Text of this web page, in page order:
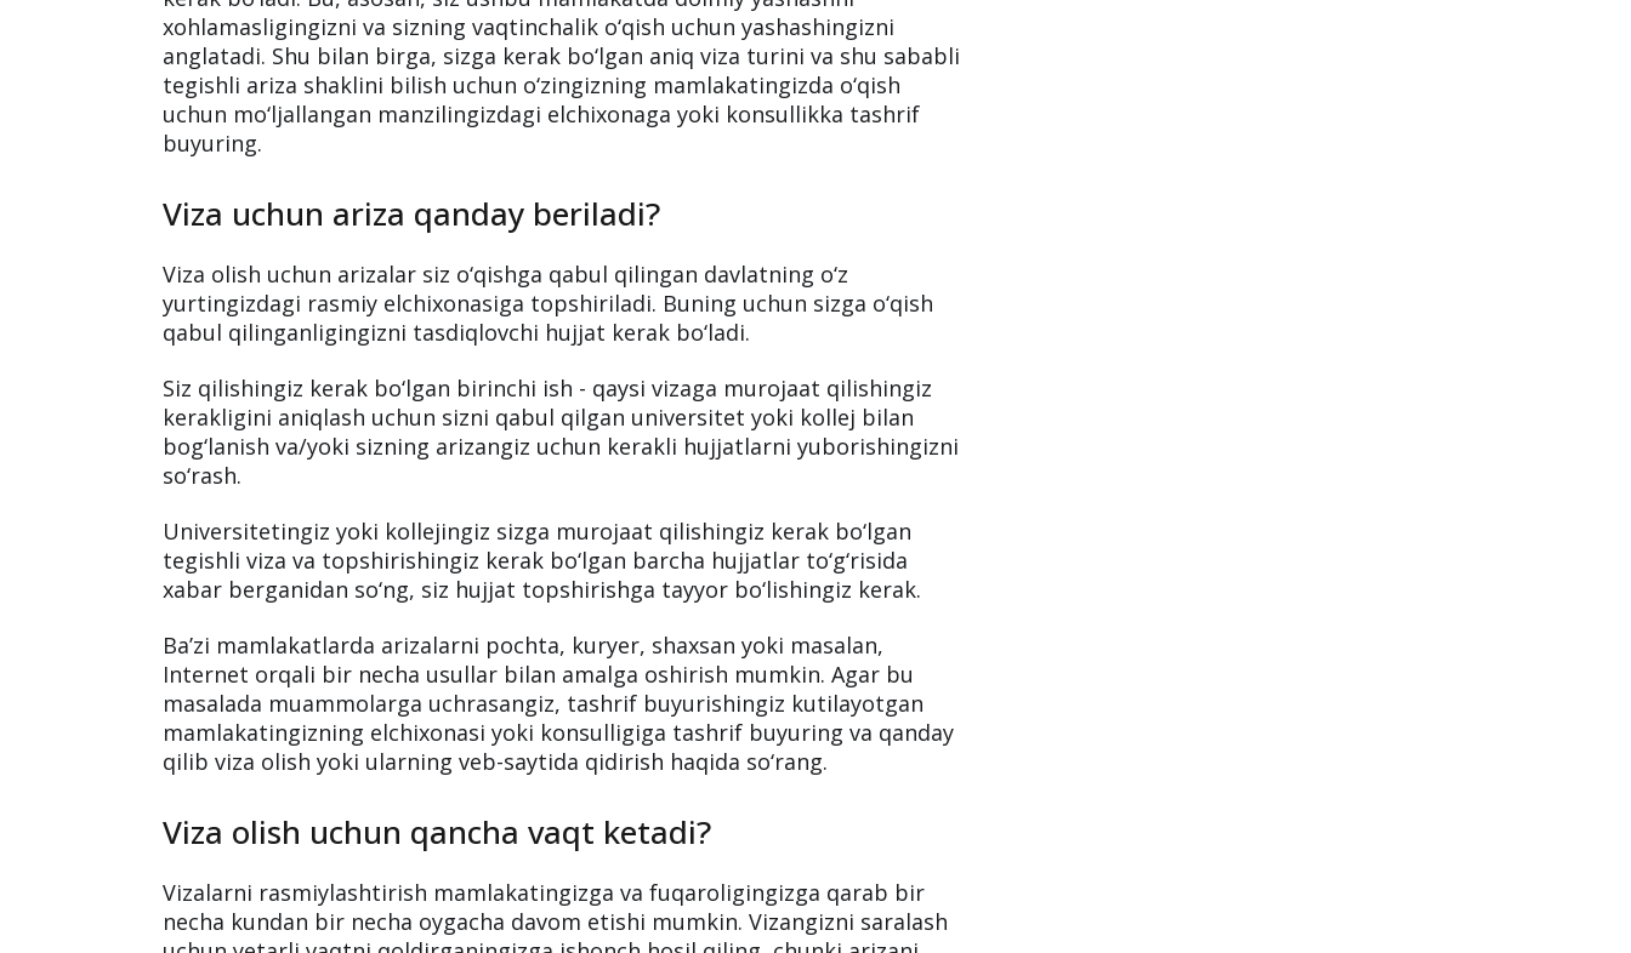
Sizga qanday turdagi viza kerak?
Siz uchun kerak bo‘lgan vizaning aniq nomi va turi har bir mamlakatda
turlicha bo‘ladi, ammo sizga immigratsion bo‘lmagan talaba/o‘quv vizasi
xohlamasligingizni va sizning vaqtinchalik o‘qish uchun yashashingizni
anglatadi. Shu bilan birga, sizga kerak bo‘lgan aniq viza turini va shu sababli
tegishli ariza shaklini bilish uchun o‘zingizning mamlakatingizda o‘qish
uchun mo‘ljallangan manzilingizdagi elchixonaga yoki konsullikka tashrif
buyuring.
Viza uchun ariza qanday beriladi?
Viza olish uchun arizalar siz o‘qishga qabul qilingan davlatning o‘z
yurtingizdagi rasmiy elchixonasiga topshiriladi. Buning uchun sizga o‘qish
Siz qilishingiz kerak bo‘lgan birinchi ish - qaysi vizaga murojaat qilishingiz
kerakligini aniqlash uchun sizni qabul qilgan universitet yoki kollej bilan
so‘rash.
Universitetingiz yoki kollejingiz sizga murojaat qilishingiz kerak bo‘lgan
tegishli viza va topshirishingiz kerak bo‘lgan barcha hujjatlar to‘g‘risida
xabar berganidan so‘ng, siz hujjat topshirishga tayyor bo‘lishingiz kerak.
Ba’zi mamlakatlarda arizalarni pochta, kuryer, shaxsan yoki masalan,
Internet orqali bir necha usullar bilan amalga oshirish mumkin. Agar bu
masalada muammolarga uchrasangiz, tashrif buyurishingiz kutilayotgan
mamlakatingizning elchixonasi yoki konsulligiga tashrif buyuring va qanday
qilib viza olish yoki ularning veb-saytida qidirish haqida so‘rang.